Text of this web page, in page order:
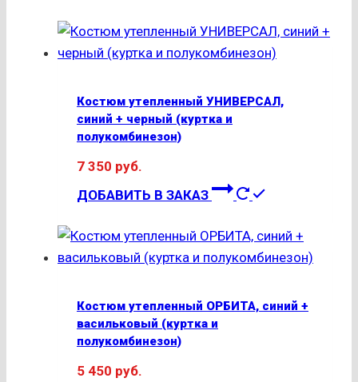
Костюм утепленный УНИВЕРСАЛ,
синий + черный (куртка и
полукомбинезон)
7 350 руб.
ДОБАВИТЬ В ЗАКАЗ
Этот
имеет
несколько
можно
Костюм утепленный ОРБИТА, синий +
васильковый (куртка и
полукомбинезон)
5 450 руб.